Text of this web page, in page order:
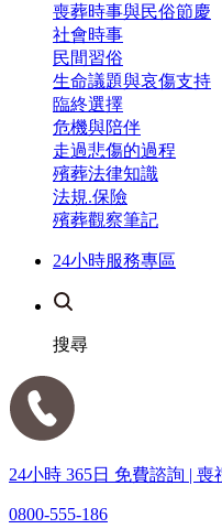
喪葬時事與民俗節慶
社會時事
民間習俗
生命議題與哀傷支持
臨終選擇
危機與陪伴
走過悲傷的過程
殯葬法律知識
法規.保險
殯葬觀察筆記
24小時服務專區
搜尋
24小時 365日 免費諮詢 | 喪
0800-555-186